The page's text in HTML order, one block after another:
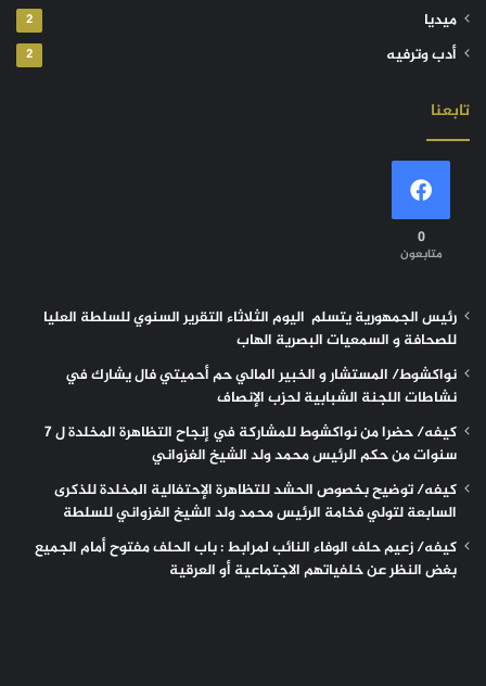
ميديا 2
أدب وترفيه 2
تابعنا
0
متابعون
رئيس الجمهورية يتسلم اليوم الثلاثاء التقرير السنوي للسلطة العليا
للصحافة و السمعيات البصرية الهاب
نواكشوط/ المستشار و الخبير المالي حم أحميتي فال يشارك في
نشاطات اللجنة الشبابية لحزب الإنصاف
كيفه/ حضرا من نواكشوط للمشاركة في إنجاح التظاهرة المخلدة ل 7
سنوات من حكم الرئيس محمد ولد الشيخ الغزواني
كيفه/ توضيح بخصوص الحشد للتظاهرة الإحتفالية المخلدة للذكرى
السابعة لتولي فخامة الرئيس محمد ولد الشيخ الغزواني للسلطة
كيفه/ زعيم حلف الوفاء النائب لمرابط : باب الحلف مفتوح أمام الجميع
بغض النظر عن خلفياتهم الاجتماعية أو العرقية